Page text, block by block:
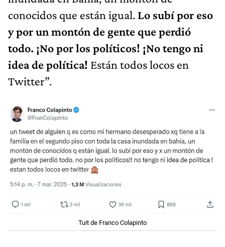
conocidos que están igual. Lo subí por eso
y por un montón de gente que perdió
todo. ¡No por los políticos! ¡No tengo ni
idea de política! Están todos locos en
Twitter”.
Tuit de Franco Colapinto